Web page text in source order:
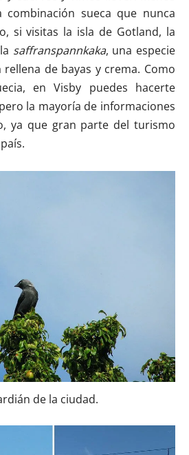
sueca que nunca
si visitas la isla de Gotland, la
saffranspannkaka, una especie
de bayas y crema. Como
en Visby puedes hacerte
la mayoría de informaciones
ya que gran parte del turismo
de la ciudad.